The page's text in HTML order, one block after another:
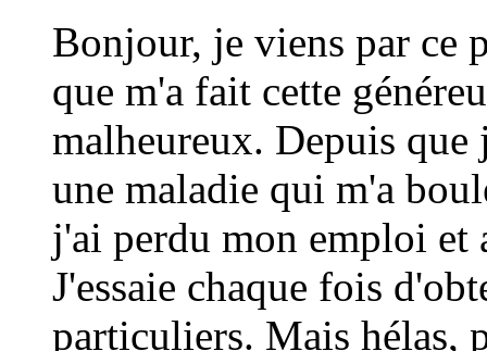
Bonjour, je viens par ce
que m'a fait cette
malheureux. Depuis que
une maladie qui m'a
j'ai perdu mon emploi et
J'essaie chaque fois
particuliers. Mais hélas,